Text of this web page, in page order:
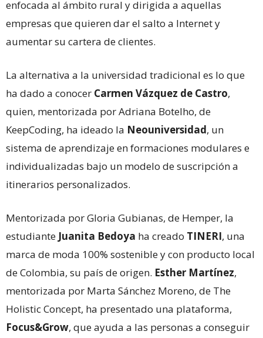
enfocada al ámbito rural y dirigida a aquellas
empresas que quieren dar el salto a Internet y
aumentar su cartera de clientes.
La alternativa a la universidad tradicional es lo que
ha dado a conocer Carmen Vázquez de Castro,
quien, mentorizada por Adriana Botelho, de
KeepCoding, ha ideado la Neouniversidad, un
sistema de aprendizaje en formaciones modulares e
individualizadas bajo un modelo de suscripción a
itinerarios personalizados.
Mentorizada por Gloria Gubianas, de Hemper, la
estudiante Juanita Bedoya ha creado TINERI, una
marca de moda 100% sostenible y con producto local
de Colombia, su país de origen. Esther Martínez,
mentorizada por Marta Sánchez Moreno, de The
Holistic Concept, ha presentado una plataforma,
Focus&Grow, que ayuda a las personas a conseguir